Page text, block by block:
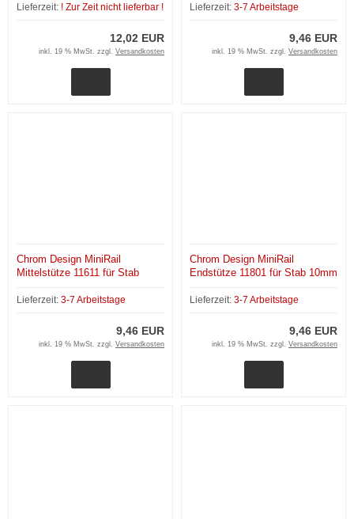
Lieferzeit: ! Zur Zeit nicht lieferbar !
12,02 EUR
inkl. 19 % MwSt. zzgl. Versandkosten
Lieferzeit: 3-7 Arbeitstage
9,46 EUR
inkl. 19 % MwSt. zzgl. Versandkosten
Chrom Design MiniRail
Mittelstütze 11611 für Stab
Lieferzeit: 3-7 Arbeitstage
9,46 EUR
inkl. 19 % MwSt. zzgl. Versandkosten
Chrom Design MiniRail
Endstütze 11801 für Stab 10mm
Lieferzeit: 3-7 Arbeitstage
9,46 EUR
inkl. 19 % MwSt. zzgl. Versandkosten